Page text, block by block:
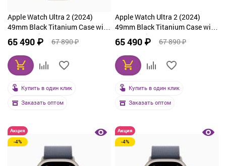
Apple Watch Ultra 2 (2024)
49mm Black Titanium Case with
Green Trail Loop (M/L)
65 490 ₽ 67 890 ₽
Купить в один клик
Заказать оптом
Apple Watch Ultra 2 (2024)
49mm Black Titanium Case with
Green Trail Loop (S/M)
65 490 ₽ 67 890 ₽
Купить в один клик
Заказать оптом
Акция
-4%
Акция
-4%